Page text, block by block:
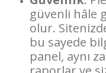
güvenli hâle
olur.
bu sayede
panel, aynı